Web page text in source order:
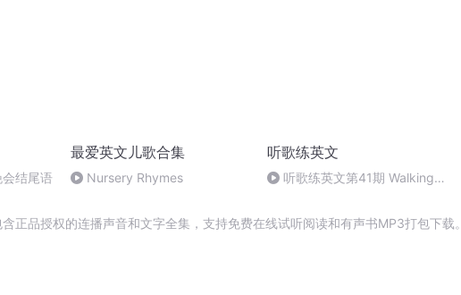
会结尾语
最爱英文儿歌合集
Nursery Rhymes
听歌练英文
听歌练英文第41期 Walking
正品授权的连播声音和文字全集，支持免费在线试听阅读和有声书MP3打包下载。